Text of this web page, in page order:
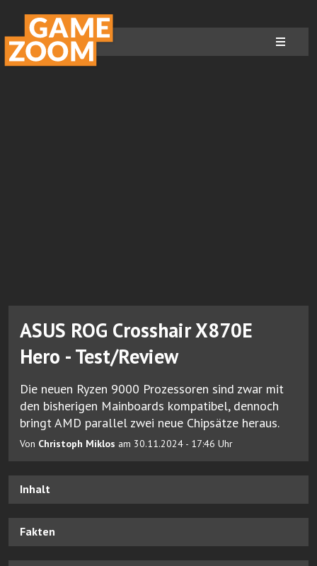
ASUS ROG Crosshair X870E
Hero - Test/Review
Die neuen Ryzen 9000 Prozessoren sind zwar mit
den bisherigen Mainboards kompatibel, dennoch
bringt AMD parallel zwei neue Chipsätze heraus.
Von Christoph Miklos am 30.11.2024 - 17:46 Uhr
Inhalt
Fakten